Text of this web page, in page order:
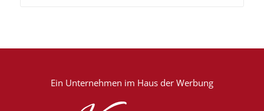
Ein Unternehmen im Haus der Werbung